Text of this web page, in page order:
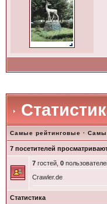
Самые рейтинговые ·
7 посетителей
7гостей, 0
Crawler.de
Статистика